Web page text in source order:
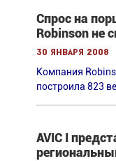
Спрос на
Robinson не
30 января 2008
Компания
построила 823
AVIC I